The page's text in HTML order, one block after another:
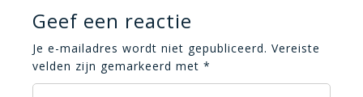
Geef een reactie
Je e-mailadres wordt niet gepubliceerd. Vereiste
velden zijn gemarkeerd met *